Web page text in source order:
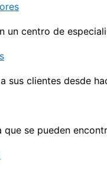
un centro de
sus clientes desde
que se pueden